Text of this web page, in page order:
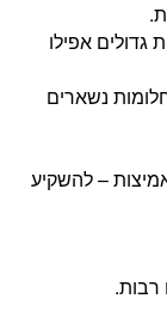
אפילו
נשארים
– להשקיע
רבות.